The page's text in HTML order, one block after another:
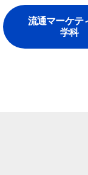
流通マーケテ
学科